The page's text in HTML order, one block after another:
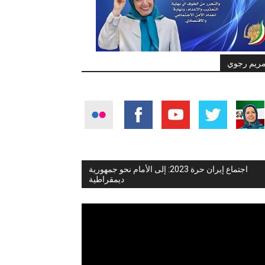
رجوي
اجتماع إيران حرة 2023: إلى الأمام نحو جمهورية
ديمقراطية